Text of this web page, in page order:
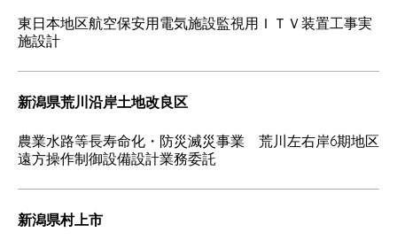
東日本地区航空保安用電気施設監視用ＩＴＶ装置工事実
施設計
新潟県荒川沿岸土地改良区
農業水路等長寿命化・防災滅災事業 荒川左右岸6期地区
遠方操作制御設備設計業務委託
新潟県村上市